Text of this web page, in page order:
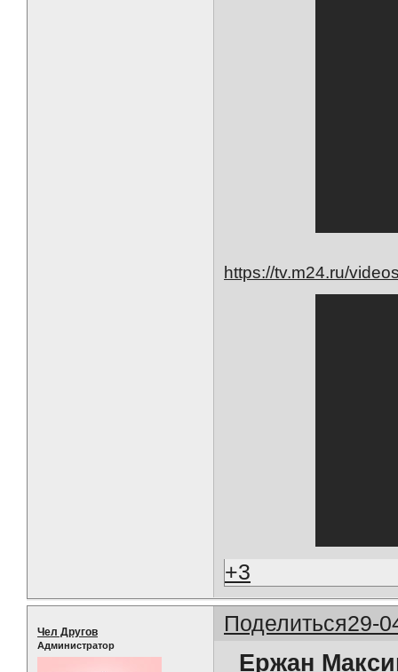
https://tv.m24.ru/
+3
Поделиться29-
Чел Другов
Администратор
Ержан